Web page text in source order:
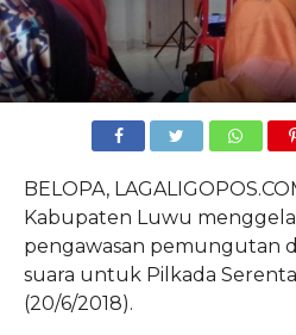
BELOPA,
Kabupaten Luwu
pengawasan pemungutan
suara untuk Pilkada
(20/6/2018).